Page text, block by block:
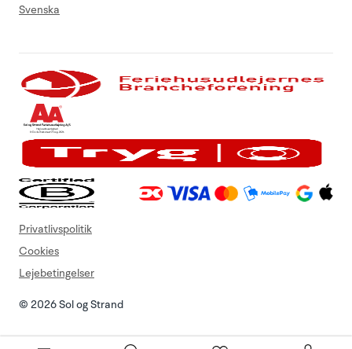
Svenska
© 2026 Sol og Strand
Privatlivspolitik
Cookies
Lejebetingelser